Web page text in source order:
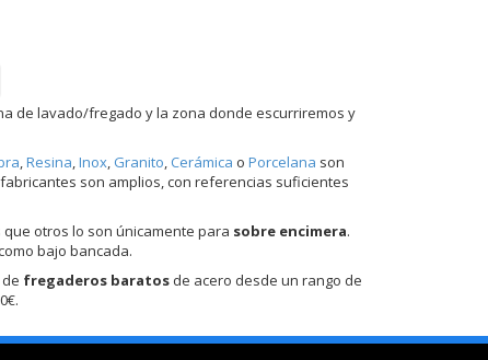
de lavado/fregado y la zona donde escurriremos y
,Resina,Inox, Granito, Cerámica o Porcelana son
son amplios, con referencias suficientes
que otros lo son únicamente para sobre encimera.
bajo bancada.
fregaderos baratosde acero desde un rango de